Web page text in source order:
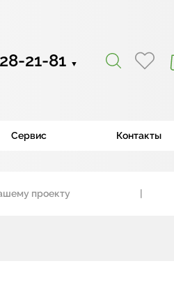
21-81 ▼
Сервис Контакты
проекту